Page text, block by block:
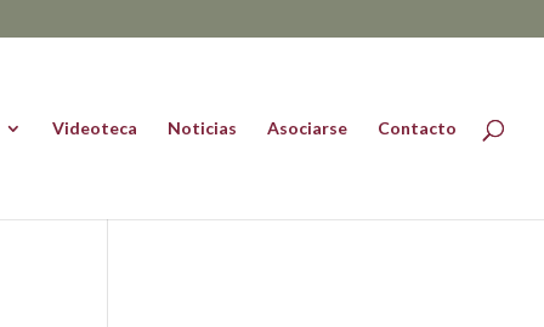
Videoteca Noticias Asociarse Contacto